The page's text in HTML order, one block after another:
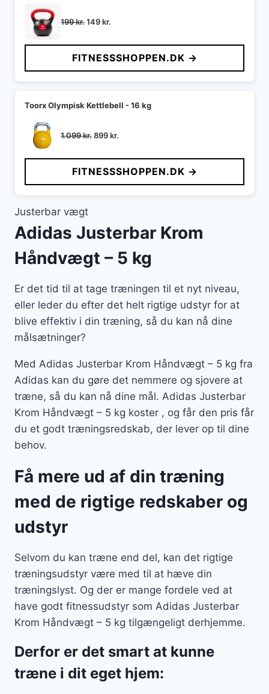
199kr.Den
pris
var:
199 kr..
149kr.
pris
er:
149 kr..
FITNESSSHOPPEN.DK →
Toorx Olympisk Kettlebell - 16 kg
1.099kr.Den
pris
var:
1.099 kr..
899kr.
pris
er:
899 kr..
FITNESSSHOPPEN.DK →
Justerbar vægt
Adidas Justerbar Krom
Håndvægt – 5 kg
Er det tid til at tage træningen til et nyt niveau,
eller leder du efter det helt rigtige udstyr for at
blive effektiv i din træning, så du kan nå dine
målsætninger?
Med Adidas Justerbar Krom Håndvægt – 5 kg fra
Adidas kan du gøre det nemmere og sjovere at
træne, så du kan nå dine mål. Adidas Justerbar
Krom Håndvægt – 5 kg koster , og får den pris får
du et godt træningsredskab, der lever op til dine
behov.
Få mere ud af din træning
med de rigtige redskaber og
udstyr
Selvom du kan træne end del, kan det rigtige
træningsudstyr være med til at hæve din
træningslyst. Og der er mange fordele ved at
have godt fitnessudstyr som Adidas Justerbar
Krom Håndvægt – 5 kg tilgængeligt derhjemme.
Derfor er det smart at kunne
træne i dit eget hjem: